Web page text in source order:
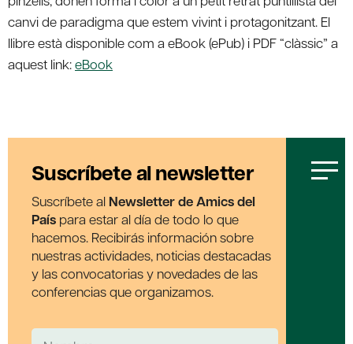
canvi de paradigma que estem vivint i protagonitzant. El
llibre està disponible com a eBook (ePub) i PDF “clàssic” a
aquest link:eBook
Suscríbete al newsletter
Suscríbete al Newsletter de Amics del
País para estar al día de todo lo que
hacemos. Recibirás información sobre
nuestras actividades, noticias destacadas
y las convocatorias y novedades de las
conferencias que organizamos.